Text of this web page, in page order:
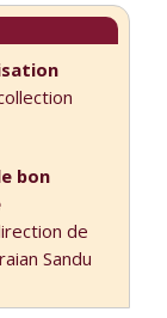
bon
de
Sandu